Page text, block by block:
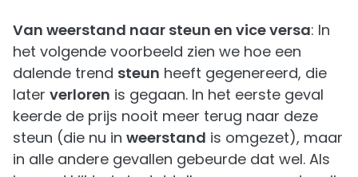
Van weerstand naar steun en vice versa: In
het volgende voorbeeld zien we hoe een
dalende trend steun heeft gegenereerd, die
later verloren is gegaan. In het eerste geval
keerde de prijs nooit meer terug naar deze
steun (die nu in weerstand is omgezet), maar
in alle andere gevallen gebeurde dat wel. Als